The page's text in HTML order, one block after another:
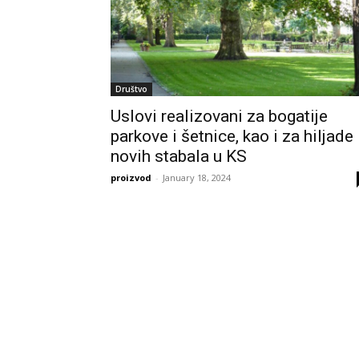
Društvo
Uslovi realizovani za bogatije
parkove i šetnice, kao i za hiljade
novih stabala u KS
proizvod - January 18, 2024